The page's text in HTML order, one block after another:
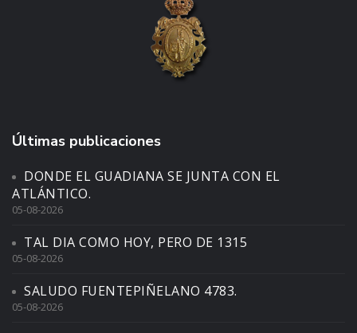
Últimas publicaciones
DONDE EL GUADIANA SE JUNTA CON EL
ATLÁNTICO.
05-08-2026
TAL DIA COMO HOY, PERO DE 1315
05-08-2026
SALUDO FUENTEPIÑELANO 4783.
05-08-2026